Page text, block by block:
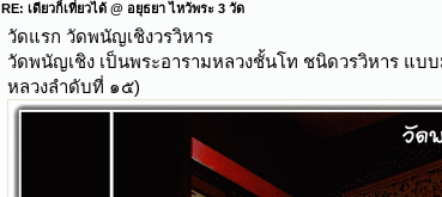
RE: เดียวก็เที่ยวได้ @ อยุธยา ไหว้พระ 3 วัด
วัดแรก วัดพนัญเชิงวรวิหาร
วัดพนัญเชิง เป็นพระอารามหลวงชั้นโท ชนิดวรวิหาร แบ
หลวงลำดับที่ ๑๕)